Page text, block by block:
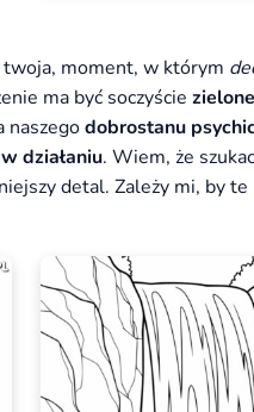
moment, w którym
ma być soczyście zielone
naszegodobrostanu
działaniu. Wiem, że
detal. Zależy mi, by te